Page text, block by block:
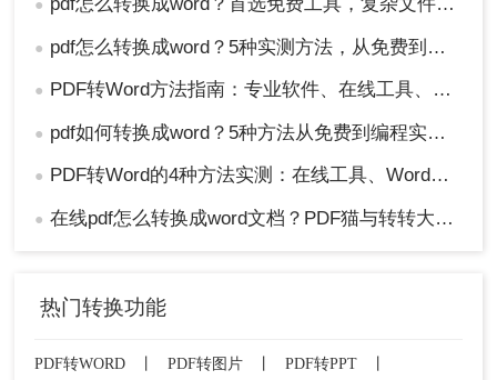
●
● pdf怎么转换成word？5种实测方法，从免费到专业全攻略！
● PDF转Word方法指南：专业软件、在线工具、Word内置与改后缀名4种方案对比！
● pdf如何转换成word？5种方法从免费到编程实测对比！
● PDF转Word的4种方法实测：在线工具、Word、Adobe与开源软件对比！！
● 在线pdf怎么转换成word文档？PDF猫与转转大师2种在线工具使用指南与功能对比！
热门转换功能
PDF转WORD PDF转图片 PDF转PPT